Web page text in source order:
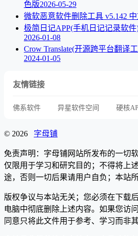
色版2026-05-29
微软恶意软件删除工具 v5.142
极简日记APP(手机日记记录软件
2026-01-08
Crow Translate(开源跨平台翻译
2024-01-05
友情链接
佛系软件 异星软件空间 硬核
© 2026 字母铺
免责声明：字母铺网站所发布的一切
仅限用于学习和研究目的；不得将上
途，否则一切后果请用户自负；本站
版权争议与本站无关；您必须在下载
电脑中彻底删除上述内容。如果您访
同意只将此文件用于参考、学习而非其